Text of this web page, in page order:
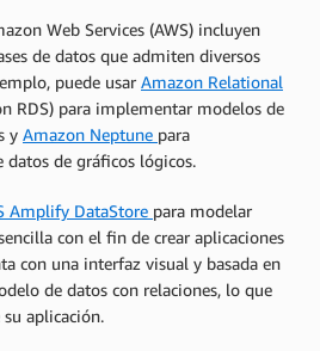
Web Services (AWS) incluyen
de datos que admiten diversos
puede usar Amazon Relational
RDS) para implementar modelos de
y Amazon Neptune para
de gráficos lógicos.
Amplify DataStore para modelar
con el fin de crear aplicaciones
con una interfaz visual y basada en
de datos con relaciones, lo que
aplicación.